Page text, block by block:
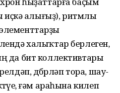
иҫкә алығыҙ), ритм­лы
халыҡтар берлеген,
да бит коллективтары
дөбөр­ләп тора, шау-
ғәм араһына килеп